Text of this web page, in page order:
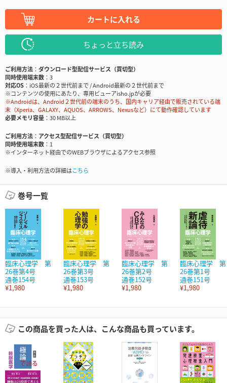
カートに入れる
ちょっと立ち読み
ご利用方法
ダウンロード型配信サービス（買切型）
同時使用端末数
3
対応OS
iOS最新の２世代前まで / Android最新の２世代前まで
※コンテンツの使用にあたり、専用ビューアisho.jpが必要
※Androidは、Android２世代前の端末のうち、国内キャリア経由で販売されている端
末（Xperia、GALAXY、AQUOS、ARROWS、Nexusなど）にて動作確認しています
必要メモリ容量
30 MB以上
ご利用方法
アクセス型配信サービス（買切型）
同時使用端末数
1
※インターネット経由でのWEBブラウザによるアクセス参照
※導入・利用方法の詳細はこちら
巻号一覧
臨床心理学 第
26巻第4号
通巻154号
¥1,980
臨床心理学 第
26巻第3号
通巻153号
¥1,980
臨床心理学 第
26巻第2号
通巻152号
¥1,980
臨床心理学 第
26巻第1号
通巻151号
¥1,980
この商品を買った人は、こんな商品も買っています。